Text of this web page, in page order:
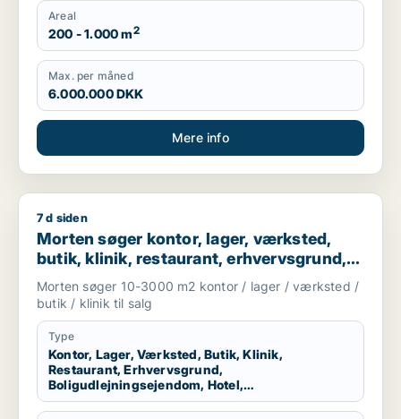
Areal
200 - 1.000 m2
Max. per måned
6.000.000 DKK
Mere info
Morten søger kontor, lager, værksted, butik, klinik,
7 d siden
Morten søger kontor, lager, værksted,
butik, klinik, restaurant, erhvervsgrund,
boligudlejningsejendom, hotel,
produktionslokaler eller garage til salg i
Odense
Morten søger 10-3000 m2 kontor / lager / værksted /
butik / klinik til salg
Type
Kontor, Lager, Værksted, Butik, Klinik,
Restaurant, Erhvervsgrund,
Boligudlejningsejendom, Hotel,
Produktionslokaler, Garage